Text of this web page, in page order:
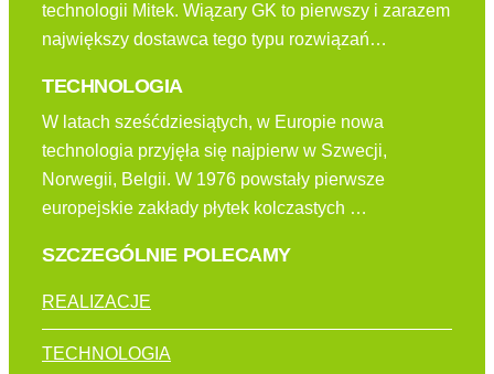
technologii Mitek. Wiązary GK to pierwszy i zarazem
największy dostawca tego typu rozwiązań…
TECHNOLOGIA
W latach sześćdziesiątych, w Europie nowa
technologia przyjęła się najpierw w Szwecji,
Norwegii, Belgii. W 1976 powstały pierwsze
europejskie zakłady płytek kolczastych …
SZCZEGÓLNIE POLECAMY
REALIZACJE
TECHNOLOGIA